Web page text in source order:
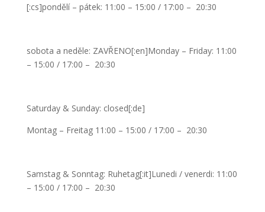
[:cs]pondělí – pátek: 11:00 – 15:00 / 17:00 – 20:30
sobota a neděle: ZAVŘENO[:en]Monday – Friday: 11:00
– 15:00 / 17:00 – 20:30
Saturday & Sunday: closed[:de]
Montag – Freitag 11:00 – 15:00 / 17:00 – 20:30
Samstag & Sonntag: Ruhetag[:it]Lunedi / venerdi: 11:00
– 15:00 / 17:00 – 20:30